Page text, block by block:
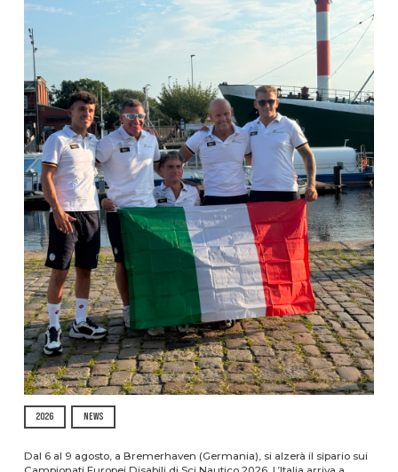
2026 NEWS
Dal 6 al 9 agosto, a Bremerhaven (Germania), si alzerà il sipario sui